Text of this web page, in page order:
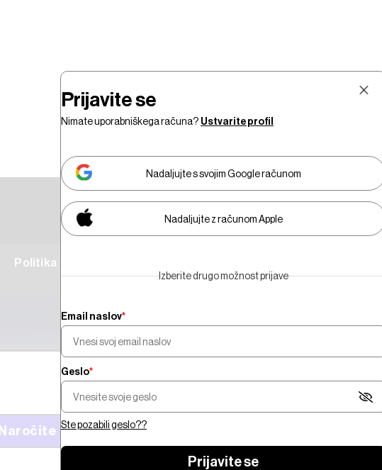
Politika
trgi
Adria
Za ogled video vsebine morate biti naročniki.
Naročite se
Prijavite se
Nimate uporabniškega računa? Ustvarite profil
Nadaljujte s svojim Google računom
Nadaljujte z računom Apple
Izberite drugo možnost prijave
Email naslov*
Geslo*
Ste pozabili geslo??
Prijavite se